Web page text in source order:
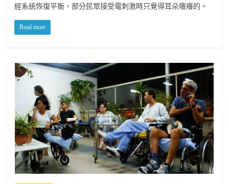
經系統恢復平衡，部分民眾接受電刺激時只覺得耳朵癢癢的。
Read more